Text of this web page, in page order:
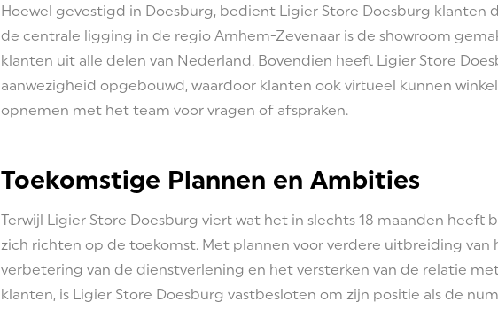
Hoewel gevestigd in Doesburg, bedient Ligier Store Doesburg klanten
de centrale ligging in de regio Arnhem-Zevenaar is de showroom
klanten uit alle delen van Nederland. Bovendien heeft Ligier Store
aanwezigheid opgebouwd, waardoor klanten ook virtueel kunnen
opnemen met het team voor vragen of afspraken.
Toekomstige Plannen en Ambities
Terwijl Ligier Store Doesburg viert wat het in slechts 18 maanden
zich richten op de toekomst. Met plannen voor verdere uitbreiding van
verbetering van de dienstverlening en het versterken van de relatie
klanten, is Ligier Store Doesburg vastbesloten om zijn positie als de